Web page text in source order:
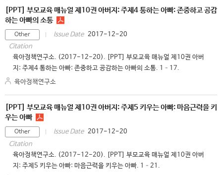
[PPT] 부모교육 매뉴얼 제10권 아버지: 주제4 통하는 아빠: 존중하고 공감
하는 아빠의 소통
Other Issue Date 2017-12-20
Citation
육아정책연구소. (2017-12-20). [PPT] 부모교육 매뉴얼 제10권 아버
지: 주제4 통하는 아빠: 존중하고 공감하는 아빠의 소통. 1–17.
육아정책연구소
[PPT] 부모교육 매뉴얼 제10권 아버지: 주제5 키우는 아빠: 마음근력을 키
우는 아빠
Other Issue Date 2017-12-20
Citation
육아정책연구소. (2017-12-20). [PPT] 부모교육 매뉴얼 제10권 아버
지: 주제5 키우는 아빠: 마음근력을 키우는 아빠. 1–21.